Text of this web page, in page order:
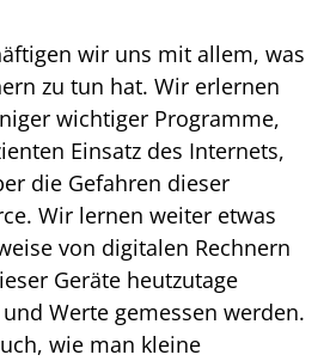
wir uns mit allem, was
zu tun hat. Wir erlernen
wichtiger Programme,
Einsatz des Internets,
die Gefahren dieser
Wir lernen weiter etwas
von digitalen Rechnern
Geräte heutzutage
Werte gemessen werden.
wie man kleine